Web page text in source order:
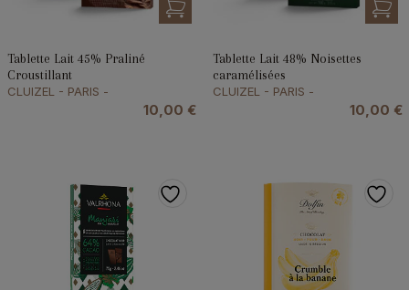
Tablette Lait 45% Praliné
Croustillant
CLUIZEL - PARIS -
10,00 €
Tablette Lait 48% Noisettes
caramélisées
CLUIZEL - PARIS -
10,00 €